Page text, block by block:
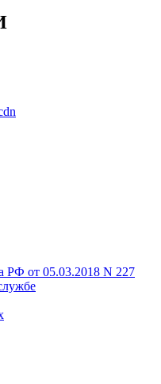
РФ от 05.03.2018 N 227